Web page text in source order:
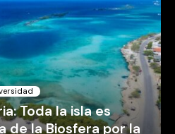
Toda la isla es
de la Biosfera por la